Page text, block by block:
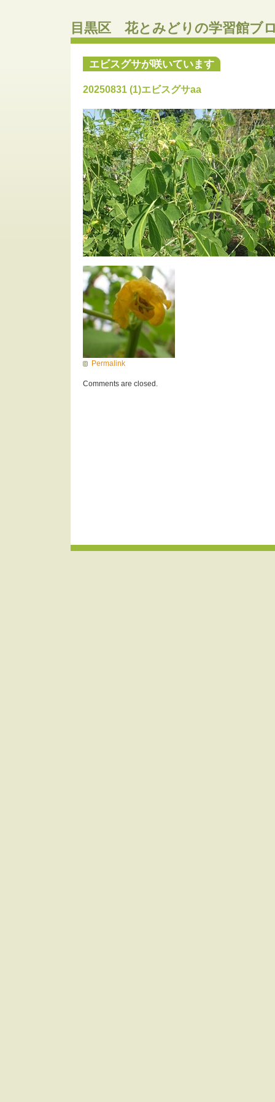
目黒区 花とみどりの学習館ブ
エビスグサが咲いています
20250831 (1)エビスグサaa
Permalink
Comments are closed.